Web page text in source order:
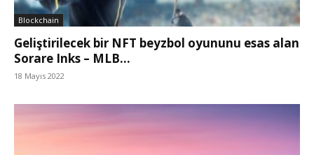
Blockchain
Geliştirilecek bir NFT beyzbol oyununu esas alan
Sorare Inks – MLB...
18 Mayıs 2022